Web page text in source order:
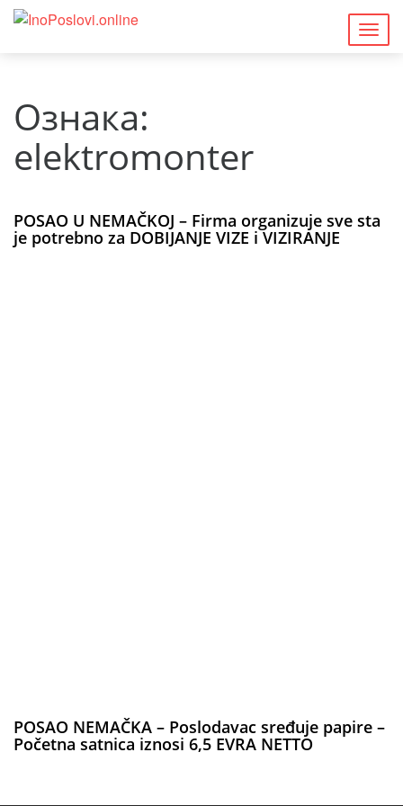
Ознака:
elektromonter
POSAO U NEMAČKOJ – Firma organizuje sve sta
je potrebno za DOBIJANJE VIZE i VIZIRANJE
POSAO NEMAČKA – Poslodavac sređuje papire –
Početna satnica iznosi 6,5 EVRA NETTO